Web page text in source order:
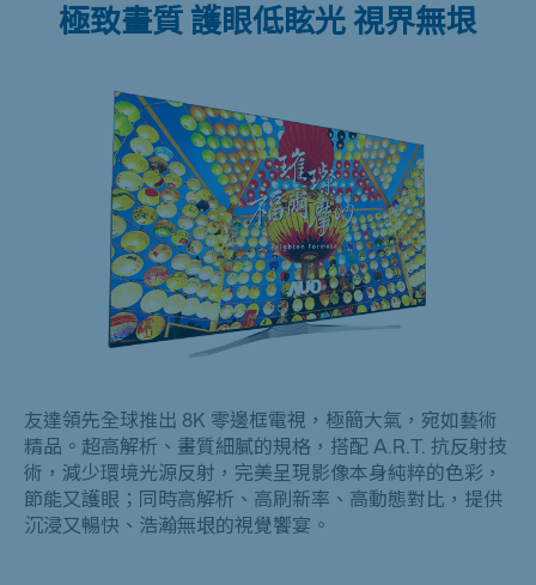
極致畫質 護眼低眩光 視界無垠
友達領先全球推出 8K 零邊框電視，極簡大氣，宛如藝術
精品。超高解析、畫質細膩的規格，搭配 A.R.T. 抗反射技
術，減少環境光源反射，完美呈現影像本身純粹的色彩，
節能又護眼；同時高解析、高刷新率、高動態對比，提供
沉浸又暢快、浩瀚無垠的視覺饗宴。